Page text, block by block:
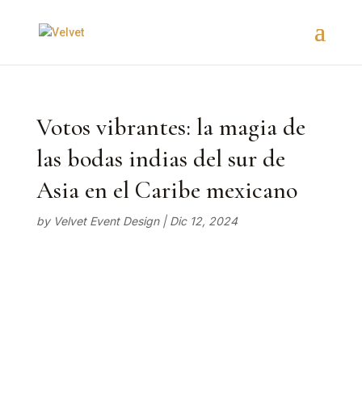
Votos vibrantes: la magia de
las bodas indias del sur de
Asia en el Caribe mexicano
by Velvet Event Design| Dic 12, 2024